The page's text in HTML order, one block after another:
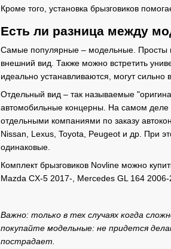
Кроме того, установка брызговиков
Есть ли разница между
Самые популярные – модельные. Просты в
внешний вид. Также можно встретить
идеально устанавливаются, могут сильно
Отдельный вид – так называемые
автомобильные концерны. На самом деле
отдельными компаниями по заказу
Nissan, Lexus, Toyota, Peugeot и др. При
одинаковые.
Комплект брызговиков Novline можно
Mazda CX-5 2017-, Mercedes GL 164
Важно: только в тех случаях когда
покупайте модельные: не придется
пострадает.